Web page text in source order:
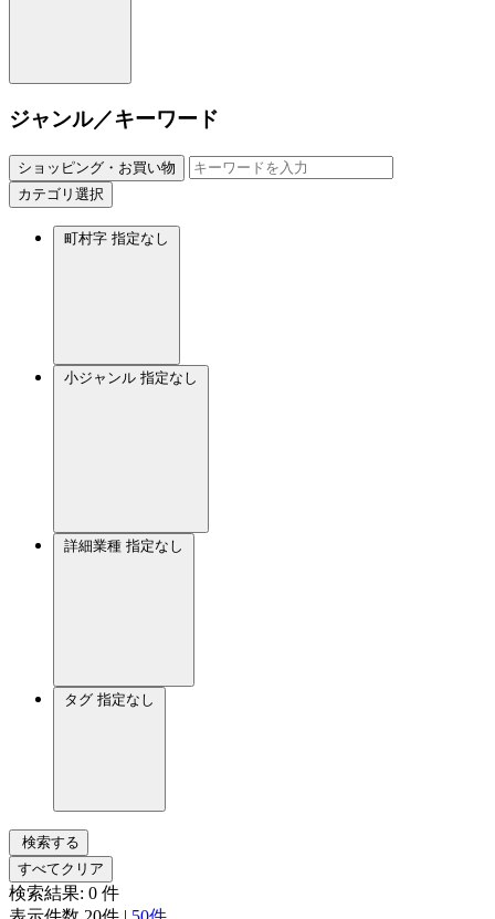
ジャンル／キーワード
ショッピング・お買い物
カテゴリ選択
町村字 指定なし
小ジャンル 指定なし
詳細業種 指定なし
タグ 指定なし
検索する
すべてクリア
検索結果: 0 件